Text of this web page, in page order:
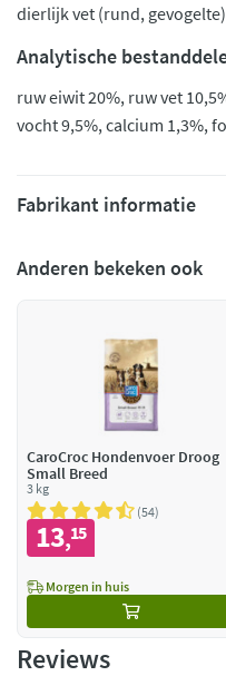
dierlijk vet (rund,
Analytische
ruw eiwit 20%, ruw vet
vocht 9,5%, calcium 1,3%,
Fabrikant informatie
Anderen bekeken ook
CaroCroc Hondenvoer Droog
Small Breed
3 kg
54
13,15
Morgen in huis
Reviews